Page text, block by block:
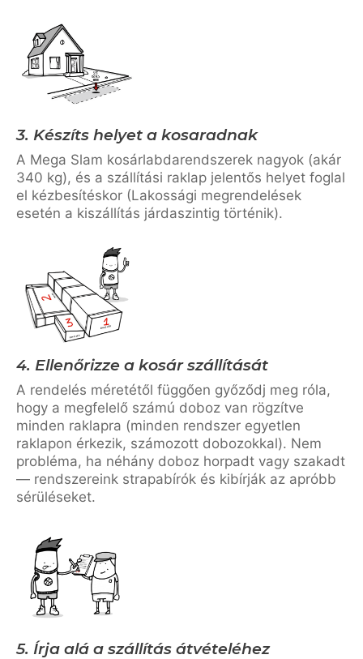
3. Készíts helyet a kosaradnak
A Mega Slam kosárlabdarendszerek nagyok (akár
340 kg), és a szállítási raklap jelentős helyet foglal
el kézbesítéskor (Lakossági megrendelések
esetén a kiszállítás járdaszintig történik).
4. Ellenőrizze a kosár szállítását
A rendelés méretétől függően győződj meg róla,
hogy a megfelelő számú doboz van rögzítve
minden raklapra (minden rendszer egyetlen
raklapon érkezik, számozott dobozokkal). Nem
probléma, ha néhány doboz horpadt vagy szakadt
— rendszereink strapabírók és kibírják az apróbb
sérüléseket.
5. Írja alá a szállítás átvételéhez